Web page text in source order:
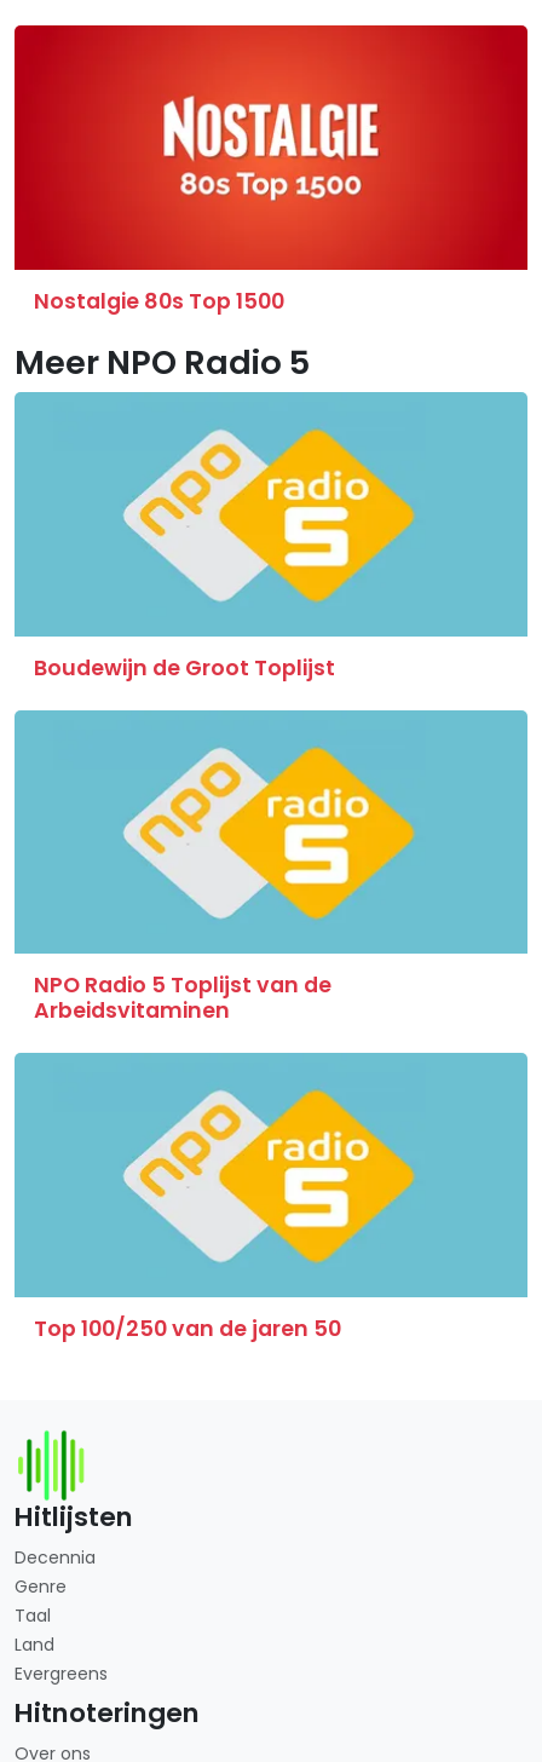
Nostalgie 80s Top 1500
Meer NPO Radio 5
Boudewijn de Groot Toplijst
NPO Radio 5 Toplijst van de
Arbeidsvitaminen
Top 100/250 van de jaren 50
Hitlijsten
Decennia
Genre
Taal
Land
Evergreens
Hitnoteringen
Over ons